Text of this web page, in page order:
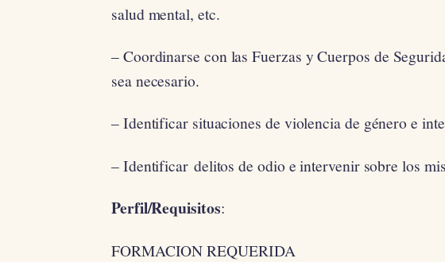
salud mental, etc.
– Coordinarse con las Fuerzas y Cuerpos de
sea necesario.
– Identificar situaciones de violencia de género e
– Identificar delitos de odio e intervenir sobre los
Perfil/Requisitos:
FORMACION REQUERIDA